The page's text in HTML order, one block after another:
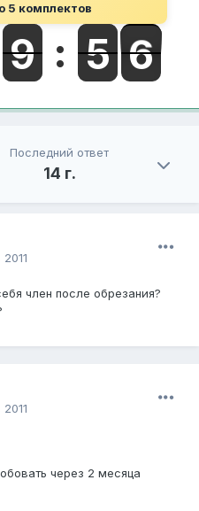
5 комплектов
Последний ответ
14 г.
член после обрезания?
через 2 месяца